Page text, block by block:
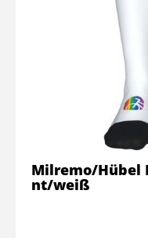
Milremo/Hübel
nt/weiß